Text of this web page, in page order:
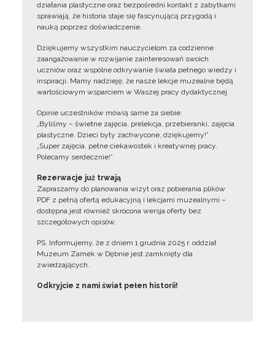
działania plastyczne oraz bezpośredni kontakt z zabytkami
sprawiają, że historia staje się fascynującą przygodą i
nauką poprzez doświadczenie.
Dziękujemy wszystkim nauczycielom za codzienne
zaangażowanie w rozwijanie zainteresowań swoich
uczniów oraz wspólne odkrywanie świata pełnego wiedzy i
inspiracji. Mamy nadzieję, że nasze lekcje muzealne będą
wartościowym wsparciem w Waszej pracy dydaktycznej.
Opinie uczestników mówią same za siebie:
„Byliśmy – świetne zajęcia, prelekcja, przebieranki, zajęcia
plastyczne. Dzieci były zachwycone, dziękujemy!”
„Super zajęcia, pełne ciekawostek i kreatywnej pracy.
Polecamy serdecznie!”
Rezerwacje już trwają
Zapraszamy do planowania wizyt oraz pobierania plików
PDF z pełną ofertą edukacyjną i lekcjami muzealnymi –
dostępna jest również skrócona wersja oferty bez
szczegółowych opisów.
PS. Informujemy, że z dniem 1 grudnia 2025 r. oddział
Muzeum Zamek w Dębnie jest zamknięty dla
zwiedzających.
Odkryjcie z nami świat pełen historii!